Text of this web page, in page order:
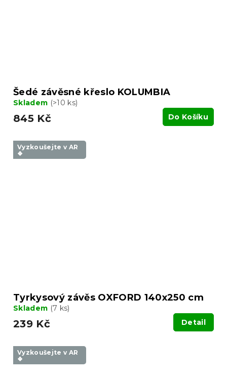
Šedé závěsné křeslo KOLUMBIA
Skladem (>10 ks)
845 Kč Do Košíku
Vyzkoušejte v AR
❖
Tyrkysový závěs OXFORD 140x250 cm
Skladem (7 ks)
239 Kč Detail
Vyzkoušejte v AR
❖